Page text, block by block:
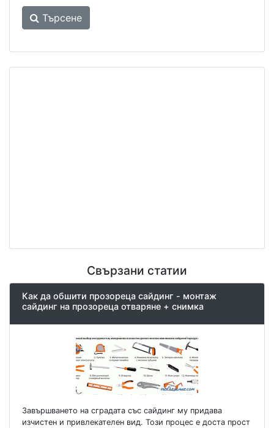
Търсене
Свързани статии
Как да обшити прозореца сайдинг - монтаж
сайдинг на прозореца отваряне + снимка
Завършването на сградата със сайдинг му придава
изчистен и привлекателен вид. Този процес е доста прост